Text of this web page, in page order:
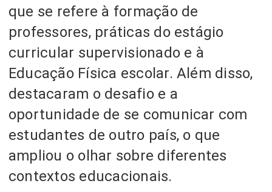
que se refere à formação de
professores, práticas do estágio
curricular supervisionado e à
Educação Física escolar. Além disso,
destacaram o desafio e a
oportunidade de se comunicar com
estudantes de outro país, o que
ampliou o olhar sobre diferentes
contextos educacionais.